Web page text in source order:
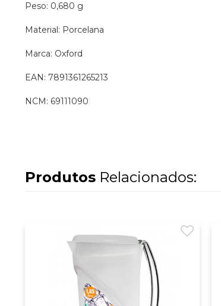
Peso: 0,680 g
Material: Porcelana
Marca: Oxford
EAN: 7891361265213
NCM: 69111090
Produtos Relacionados: